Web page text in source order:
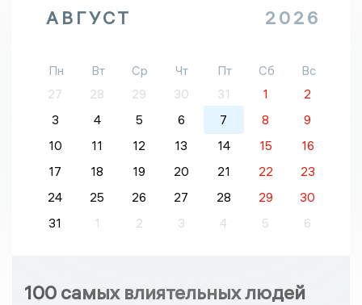
АВГУСТ 2026
Пн Вт Ср Чт Пт Сб
Вс
27
28 29 30 31 1
2
3
4 5 6 7 8
9
10
11 12 13 14 15
16
17
18 19 20 21 22
23
24
25 26 27 28 29
30
31
1 2 3 4 5 6
100 самых влиятельных людей